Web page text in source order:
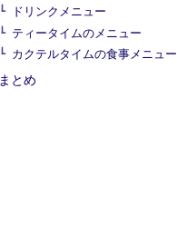
ドリンクメニュー
ティータイムのメニュー
カクテルタイムの食事メニュー
まとめ